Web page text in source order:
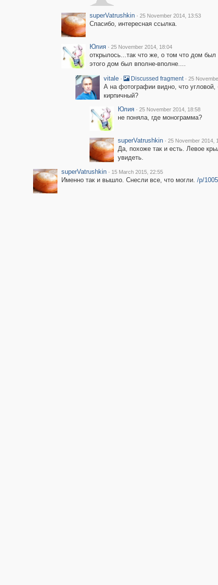
superVatrushkin · 25 November 2014, 13:53
Спасибо, интересная ссылка.
Юлия · 25 November 2014, 18:04
открылось...так что же, о том что дом был
этого дом был вполне-вполне....
vitale · Discussed fragment · 25
А на фотографии видно, что
кирпичный?
Юлия · 25 November 2014, 18:58
не поняла, где монограмма?
superVatrushkin · 25 November 2014,
Да, похоже так и есть. Левое
увидеть.
superVatrushkin · 15 March 2015, 22:55
Именно так и вышло. Снесли все, что могли. /p/